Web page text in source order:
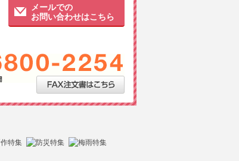
メールでの
お問い合わせはこちら